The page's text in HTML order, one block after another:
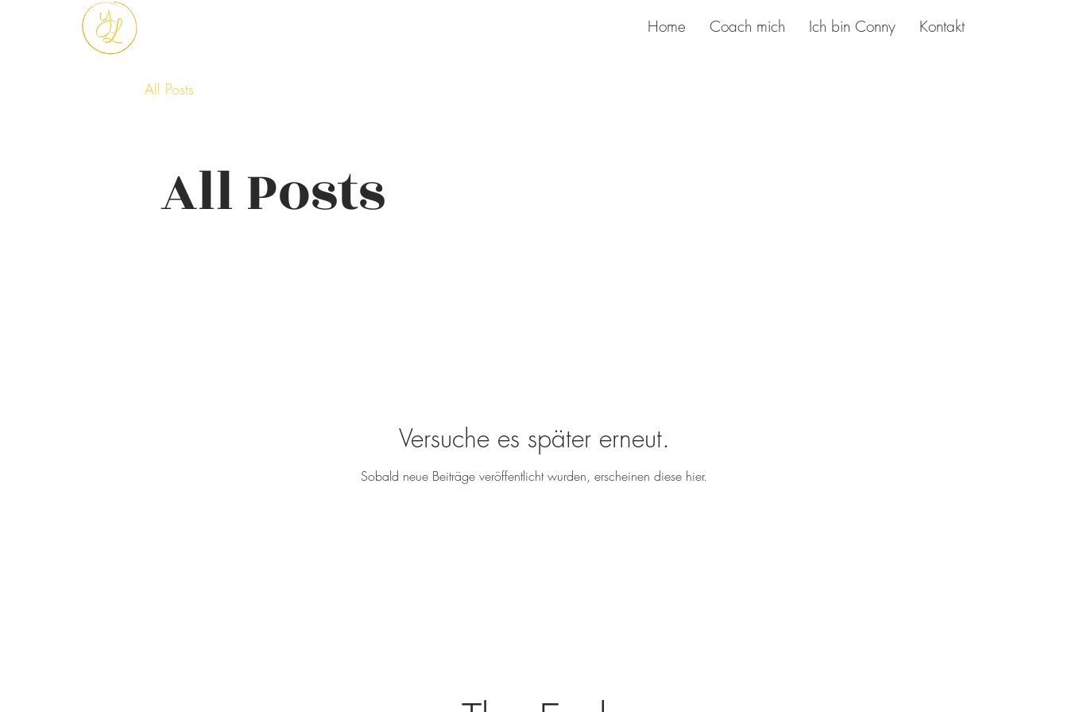
Kontakt
Ich bin Conny
Coach mich
Home
All Posts
All Posts
Versuche es später erneut.
Sobald neue Beiträge veröffentlicht wurden, erscheinen diese hier.